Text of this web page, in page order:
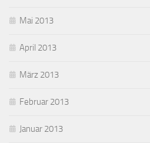
Mai 2013
April 2013
März 2013
Februar 2013
Januar 2013